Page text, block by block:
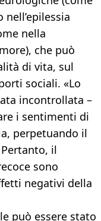
nella
che può
di vita, sul
sociali. «Lo
incontrollata –
i sentimenti di
perpetuando il
il
sono
negativi della
può essere stato